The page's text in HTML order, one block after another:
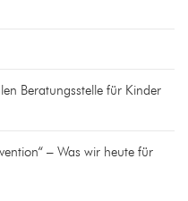
Beratungsstelle für Kinder
– Was wir heute für